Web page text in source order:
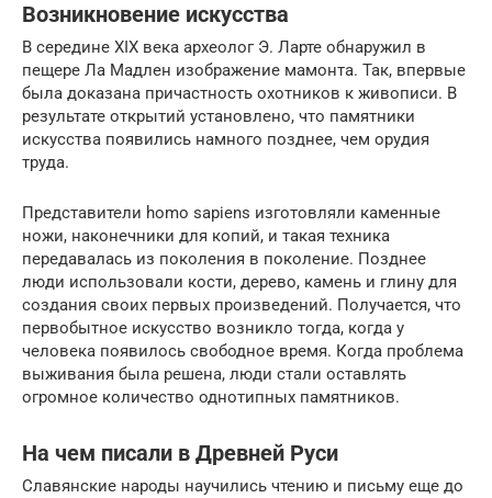
Возникновение искусства
В середине XIX века археолог Э. Ларте обнаружил в
пещере Ла Мадлен изображение мамонта. Так, впервые
была доказана причастность охотников к живописи. В
результате открытий установлено, что памятники
искусства появились намного позднее, чем орудия
труда.
Представители homo sapiens изготовляли каменные
ножи, наконечники для копий, и такая техника
передавалась из поколения в поколение. Позднее
люди использовали кости, дерево, камень и глину для
создания своих первых произведений. Получается, что
первобытное искусство возникло тогда, когда у
человека появилось свободное время. Когда проблема
выживания была решена, люди стали оставлять
огромное количество однотипных памятников.
На чем писали в Древней Руси
Славянские народы научились чтению и письму еще до